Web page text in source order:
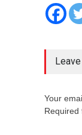
Your
Required